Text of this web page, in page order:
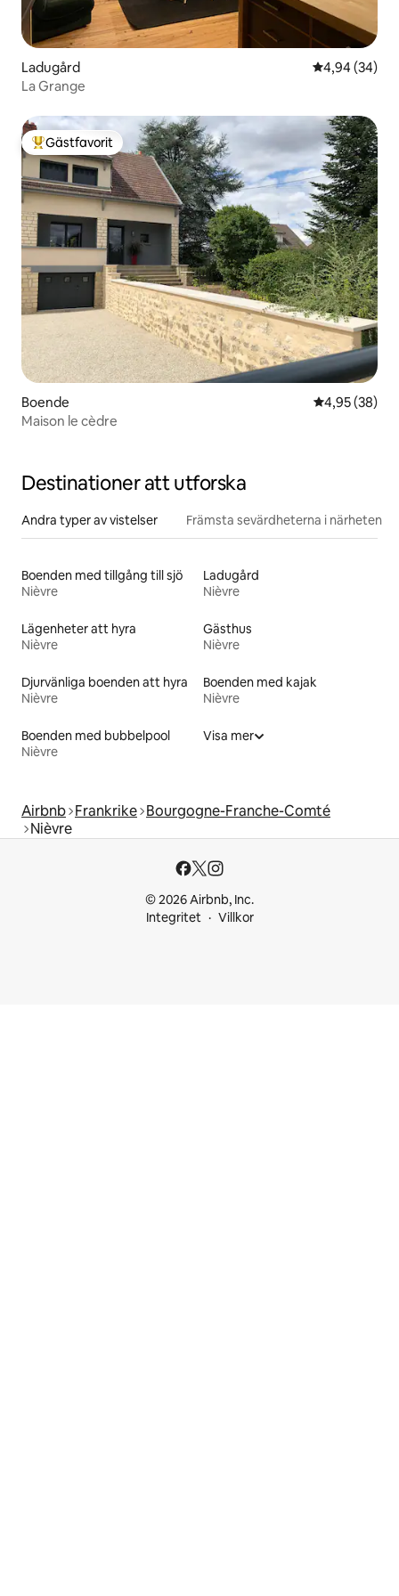
Ladugård 4,94 av 5 i
4,94 (34)
La Grange
Populär gästfavorit
Gästfavorit
Boende 4,95 av 5 i
4,95 (38)
Maison le cèdre
Destinationer att utforska
Andra typer av vistelser Främsta sevärdheterna i närheten
Boenden med tillgång till sjö
Nièvre
Ladugård
Nièvre
Lägenheter att hyra
Nièvre
Gästhus
Nièvre
Djurvänliga boenden att hyra
Nièvre
Boenden med kajak
Nièvre
Boenden med bubbelpool
Nièvre
Visa mer
Airbnb Frankrike Bourgogne-Franche-Comté
Nièvre
© 2026 Airbnb, Inc.
Integritet
Villkor